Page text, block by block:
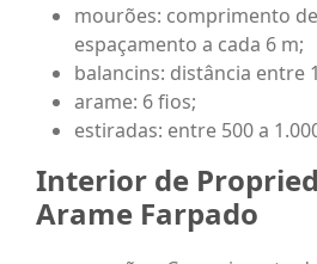
mourões: comprimento
espaçamento a cada 6 m;
balancins: distância entre
arame: 6 fios;
estiradas: entre 500 a
Interior de
Arame Farpado